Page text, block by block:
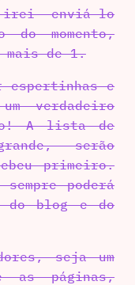
irei enviá-lo
do momento,
mais de 1.
espertinhas e
verdadeiro
A lista de
serão
primeiro.
poderá
do blog e do
seja um
páginas,